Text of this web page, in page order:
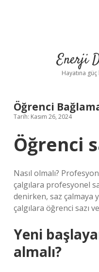
Enerji
Hayatına
Öğrenci
Tarih: Kasım 26, 2024
Öğrenci
Nasıl olmalı?
çalgılara profesyonel
denirken, saz çalmaya
çalgılara öğrenci sazı
Yeni
almalı?